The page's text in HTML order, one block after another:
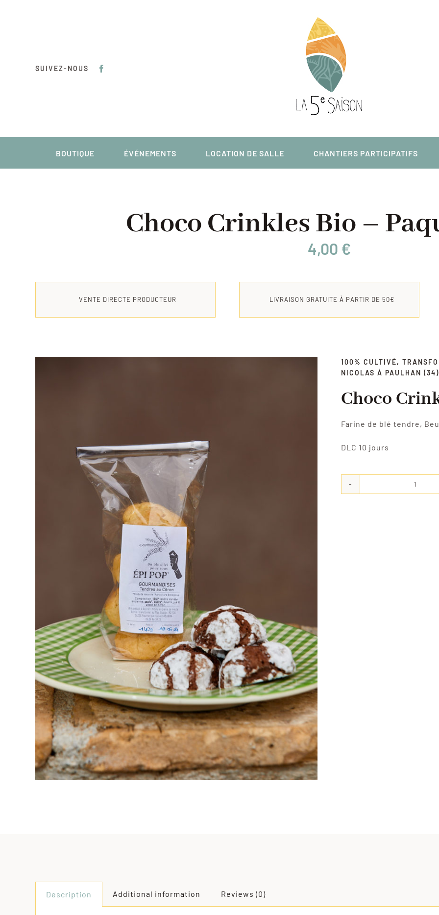
SUIVEZ-NOUS
BOUTIQUE ÉVÉNEMENTS LOCATION DE SALLE CHANTIERS PARTICIPATIFS
Choco Crinkles Bio –
4,00 €
VENTE DIRECTE PRODUCTEUR LIVRAISON GRATUITE À PARTIR DE 50€
100% CULTIVÉ,
NICOLAS À PAULHAN (34)
Choco
Farine de blé tendre,
DLC 10 jours
Description Additional information Reviews (0)